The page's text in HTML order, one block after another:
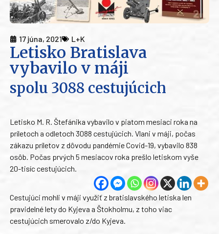
17 júna, 2021 L+K
Letisko Bratislava
vybavilo v máji
spolu 3088 cestujúcich
Letisko M. R. Štefánika vybavilo v piatom mesiaci roka na
príletoch a odletoch 3088 cestujúcich. Vlani v máji, počas
zákazu príletov z dôvodu pandémie Covid-19, vybavilo 838
osôb. Počas prvých 5 mesiacov roka prešlo letiskom vyše
20-tisíc cestujúcich.
Cestujúci mohli v máji využiť z bratislavského letiska len
pravidelné lety do Kyjeva a Štokholmu, z toho viac
cestujúcich smerovalo z/do Kyjeva.